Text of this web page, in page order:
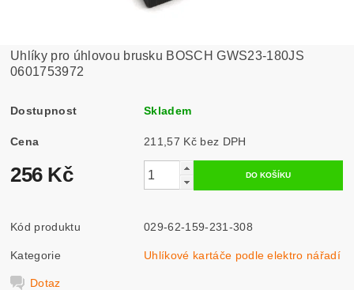
Uhlíky pro úhlovou brusku BOSCH GWS23-180JS
0601753972
Dostupnost Skladem
Cena 211,57 Kč bez DPH
256 Kč
Kód produktu 029-62-159-231-308
Kategorie Uhlíkové kartáče podle elektro nářadí
Dotaz